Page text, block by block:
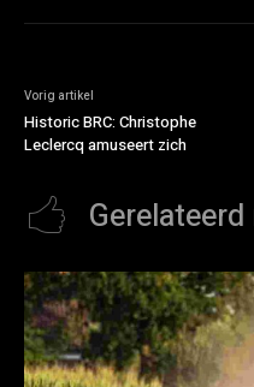
Vorig artikel
Historic BRC: Christophe
Leclercq amuseert zich